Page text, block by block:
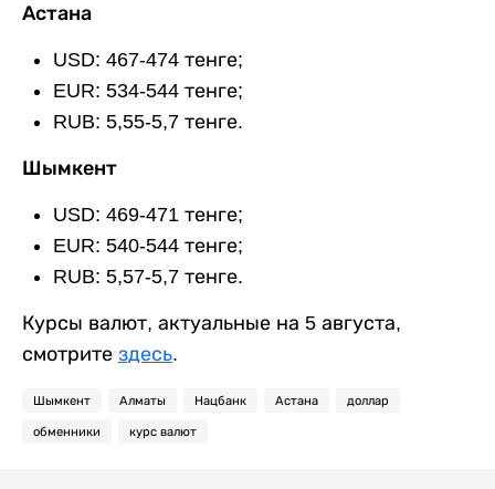
Астана
USD: 467-474 тенге;
EUR: 534-544 тенге;
RUB: 5,55-5,7 тенге.
Шымкент
USD: 469-471 тенге;
EUR: 540-544 тенге;
RUB: 5,57-5,7 тенге.
Курсы валют, актуальные на 5 августа,
смотрите здесь.
Шымкент Алматы Нацбанк Астана доллар
обменники курс валют